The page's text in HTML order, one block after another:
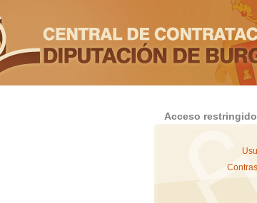
Acceso restringido